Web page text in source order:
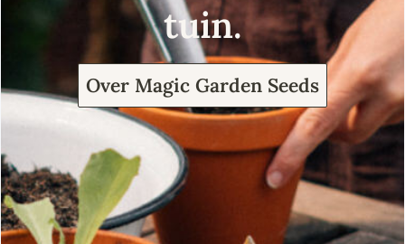
tuin.
Over Magic Garden Seeds